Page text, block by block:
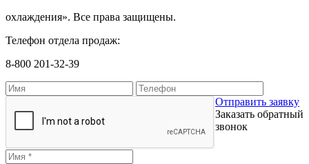
охлаждения». Все права защищены.
Телефон отдела продаж:
8-800 201-32-39
Отправить заявку
Заказать обратный
звонок